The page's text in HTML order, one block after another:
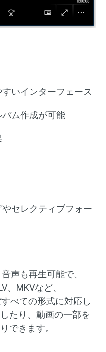
いインターフェース
ム作成が可能
セレクティブフォー
声も再生可能で、
、MKVなど、
べての形式に対応し
たり、動画の一部を
できます。